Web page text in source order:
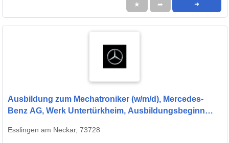
★ ➦ ➜
Ausbildung zum Mechatroniker (w/m/d), Mercedes-
Benz AG, Werk Untertürkheim, Ausbildungsbeginn
Esslingen am Neckar, 73728